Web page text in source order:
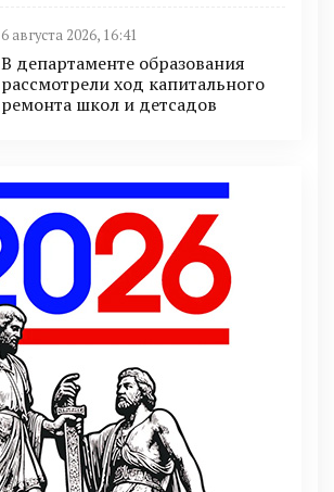
6 августа 2026, 16:41
В департаменте образования
рассмотрели ход капитального
ремонта школ и детсадов